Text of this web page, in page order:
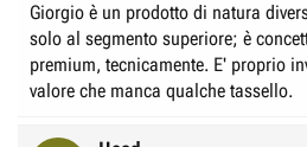
Giorgio è un prodotto di natura
solo al segmento superiore; è
premium, tecnicamente. E' proprio
valore che manca qualche tassello.